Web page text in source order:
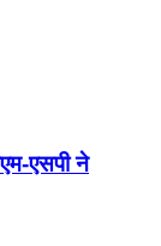
एसपी ने